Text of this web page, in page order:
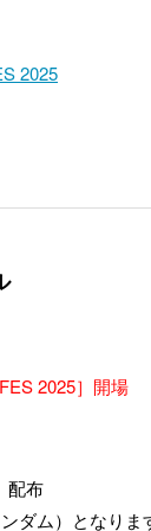
2025
2025］開場
配布
ダム）となりま